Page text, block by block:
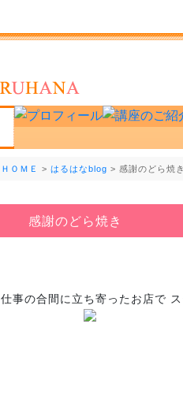
ＨＯＭＥ > はるはなblog > 感謝のどら焼
感謝のどら焼き
仕事の合間に立ち寄ったお店で